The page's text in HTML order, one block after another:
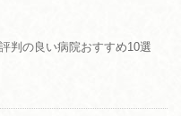
判の良い病院おすすめ10選